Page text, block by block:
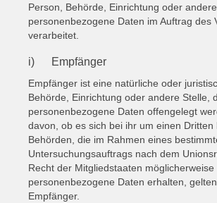
Person, Behörde, Einrichtung oder
personenbezogene Daten im Auftrag des
verarbeitet.
i) Empfänger
Empfänger ist eine natürliche oder
Behörde, Einrichtung oder andere Stelle,
personenbezogene Daten offengelegt
davon, ob es sich bei ihr um einen Dritten
Behörden, die im Rahmen eines
Untersuchungsauftrags nach dem
Recht der Mitgliedstaaten möglicherweise
personenbezogene Daten erhalten,
Empfänger.